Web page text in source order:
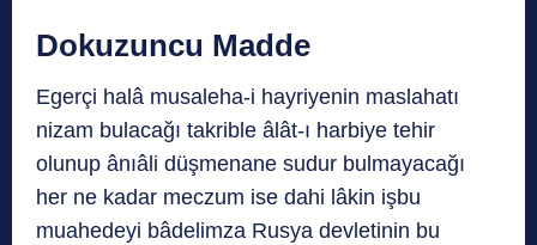
Dokuzuncu Madde
Egerçi halâ musaleha-i hayriyenin maslahatı
nizam bulacağı takrible âlât-ı harbiye tehir
olunup ânıâli düşmenane sudur bulmayacağı
her ne kadar meczum ise dahi lâkin işbu
muahedeyi bâdelimza Rusya devletinin bu